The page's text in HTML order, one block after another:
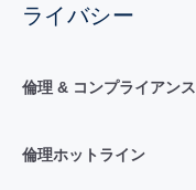
ライバシー
倫理 & コンプライアンス
倫理ホットライン